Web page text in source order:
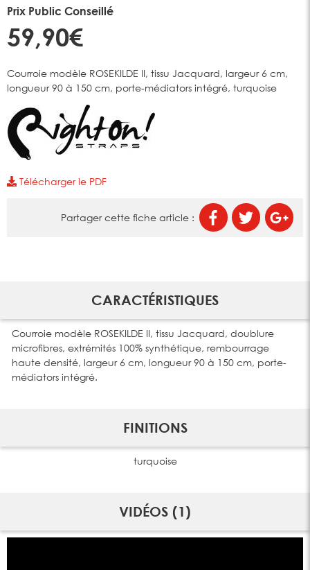
Prix Public Conseillé
59,90€
Courroie modèle ROSEKILDE II, tissu Jacquard, largeur 6 cm,
longueur 90 à 150 cm, porte-médiators intégré, turquoise
Télécharger le PDF
Partager cette fiche article :
CARACTÉRISTIQUES
Courroie modèle ROSEKILDE II, tissu Jacquard, doublure
microfibres, extrémités 100% synthétique, rembourrage
haute densité, largeur 6 cm, longueur 90 à 150 cm, porte-
médiators intégré.
FINITIONS
turquoise
VIDÉOS (1)